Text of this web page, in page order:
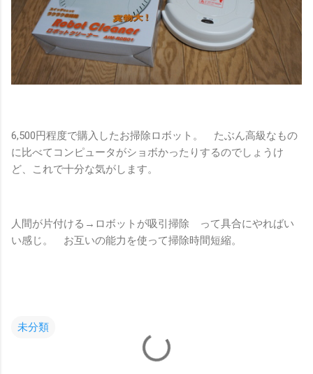
6,500円程度で購入したお掃除ロボット。 たぶん高級なもの
に比べてコンピュータがショボかったりするのでしょうけ
ど、これで十分な気がします。
人間が片付ける→ロボットが吸引掃除 って具合にやればい
い感じ。 お互いの能力を使って掃除時間短縮。
未分類